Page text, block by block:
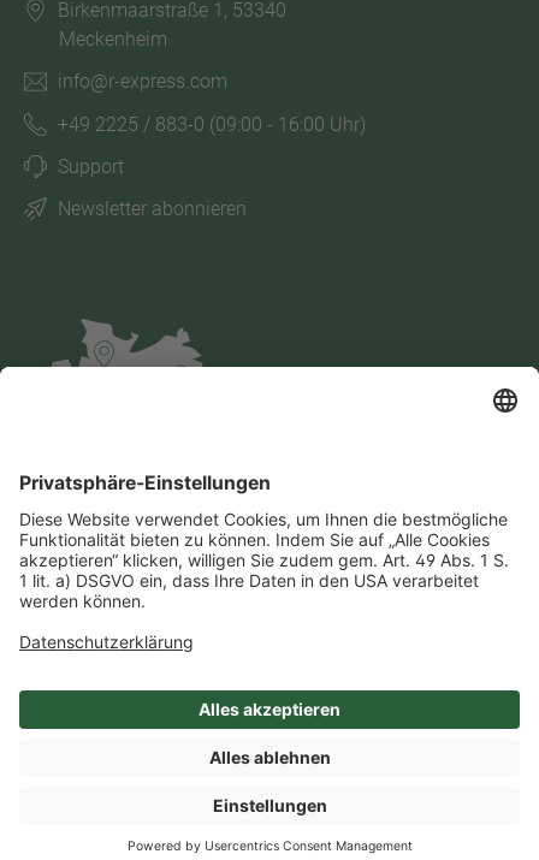
SHOP
Birkenmaarstraße 1, 53340
Meckenheim
info@r-express.com
+49 2225 / 883-0 (09:00 - 16:00 Uhr)
Support
Newsletter abonnieren
Impressum Datenschutz
AGB
Cookie-Einstellungen
Compliance